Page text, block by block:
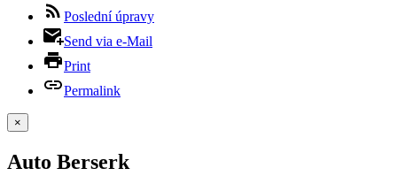
Poslední úpravy
Send via e-Mail
Print
Permalink
×
Auto Berserk